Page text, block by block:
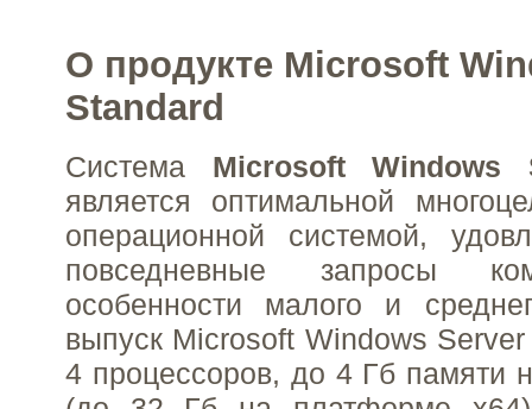
О продукте Microsoft
Standard
Система Microsoft Windows
является оптимальной
операционной системой,
повседневные запросы
особенности малого и
выпуск Microsoft Windows
4 процессоров, до 4 Гб памяти